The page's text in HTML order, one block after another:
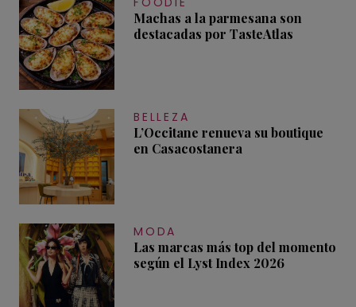
Machas a la parmesana son
destacadas por TasteAtlas
BELLEZA
L’Occitane renueva su boutique
en Casacostanera
MODA
Las marcas más top del momento
según el Lyst Index 2026